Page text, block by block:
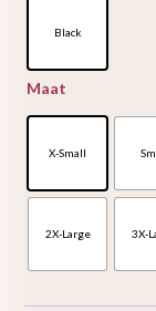
Black
Maat
X-Small
2X-Large 3X-